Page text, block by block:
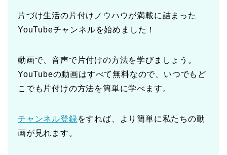
片づけ生活の片付けノウハウが満載に詰まった
YouTubeチャンネルを始めました！
動画で、音声で片付けの方法を学びましょう。
YouTubeの動画はすべて無料なので、いつでもど
こでも片付けの方法を簡単に学べます。
チャンネル登録をすれば、より簡単に私たちの動
画が見れます。